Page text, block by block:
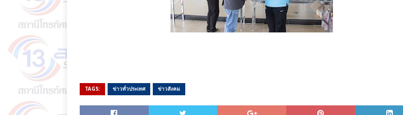
TAGS: ข่าวทั่วประเทศ ข่าวสังคม